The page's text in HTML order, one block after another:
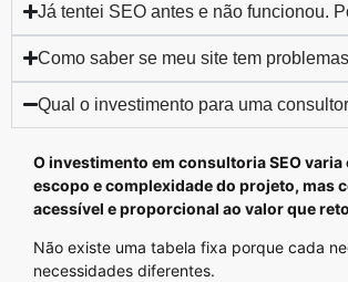
Já tentei SEO antes e não funcionou.
Como saber se meu site tem
Qual o investimento para uma
O investimento em consultoria SEO varia
escopo e complexidade do projeto, mas
acessível e proporcional ao valor que
Não existe uma tabela fixa porque cada
necessidades diferentes.